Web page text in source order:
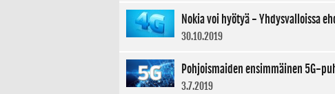
Nokia voi hyötyä - Yhdysvalloissa
30.10.2019
Pohjoismaiden ensimmäinen 5G-
3.7.2019